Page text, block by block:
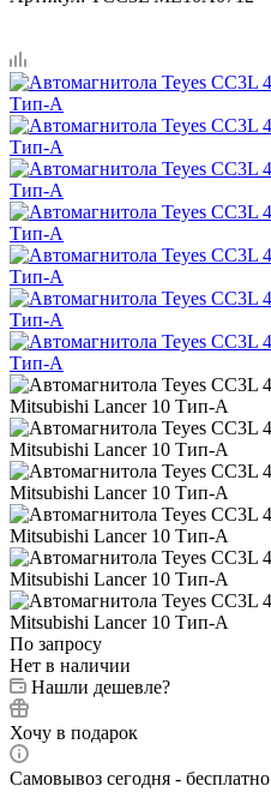
По запросу
Нет в наличии
Нашли дешевле?
Хочу в подарок
Самовывоз сегодня - бесплатно